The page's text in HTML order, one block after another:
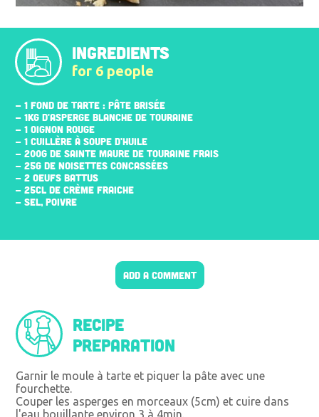
INGREDIENTS
for 6 people
- 1 FOND DE TARTE : PÂTE BRISÉE
- 1KG D'ASPERGE BLANCHE DE TOURAINE
- 1 OIGNON ROUGE
- 1 CUILLÈRE À SOUPE D'HUILE
- 200G DE SAINTE MAURE DE TOURAINE FRAIS
- 25G DE NOISETTES CONCASSÉES
- 2 ŒUFS BATTUS
- 25CL DE CRÈME FRAICHE
- SEL, POIVRE
ADD A COMMENT
Recipe
preparation
Garnir le moule à tarte et piquer la pâte avec une
fourchette.
Couper les asperges en morceaux (5cm) et cuire dans
l'eau bouillante environ 3 à 4min.